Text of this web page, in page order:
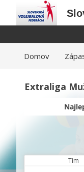
Domov
Extraliga
Tím